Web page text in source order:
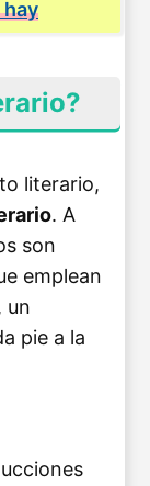
literario,
. A
son
emplean
un
pie a la